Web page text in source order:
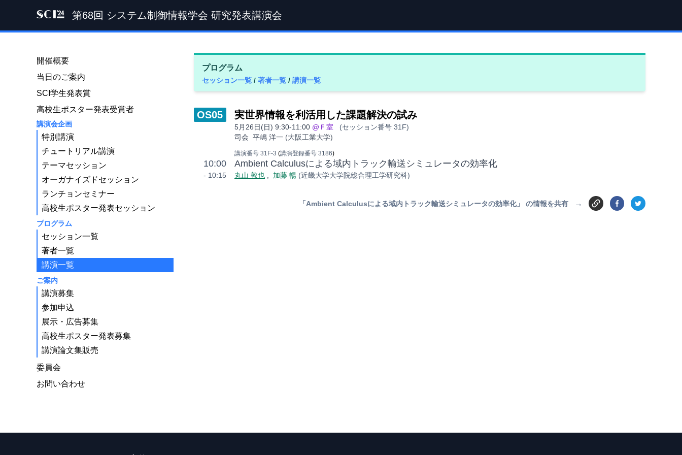
SCI '24 第68回 システム制御情報学会 研究発表講演会
プログラム
セッション一覧 / 著者一覧 / 講演一覧
OS05 実世界情報を利活用した課題解決の試み
5月26日(日) 9:30-11:00 @Ｆ室
(セッション番号 31F)
司会 平嶋 洋一 (大阪工業大学)
講演番号 31F-3 (講演登録番号 3186)
10:00
- 10:15
Ambient Calculusによる域内トラック輸送シミュレータの効率化
丸山 敦也 加藤 暢 (近畿大学大学院総合理工学研究科)
「Ambient Calculusによる域内トラック輸送シミュレータの効率化」 の情報を共有 →
開催概要
当日のご案内
SCI学生発表賞
高校生ポスター発表受賞者
講演会企画
特別講演
チュートリアル講演
テーマセッション
オーガナイズドセッション
ランチョンセミナー
高校生ポスター発表セッション
プログラム
セッション一覧
著者一覧
講演一覧
ご案内
講演募集
参加申込
展示・広告募集
高校生ポスター発表募集
講演論文集販売
委員会
お問い合わせ